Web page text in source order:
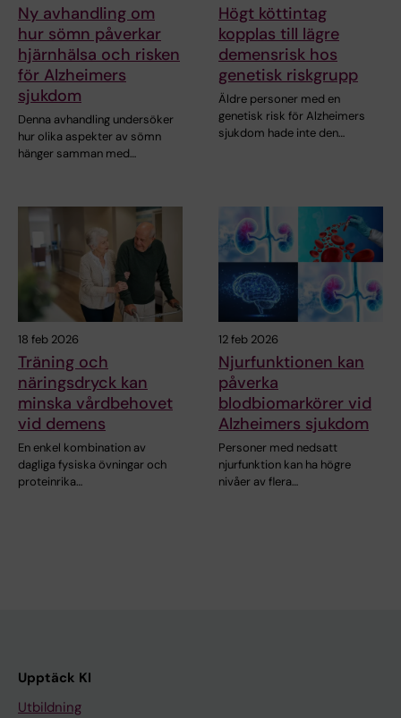
Ny avhandling om
hur sömn påverkar
hjärnhälsa och risken
för Alzheimers
sjukdom
Denna avhandling undersöker
hur olika aspekter av sömn
hänger samman med…
Högt köttintag
kopplas till lägre
demensrisk hos
genetisk riskgrupp
Äldre personer med en
genetisk risk för Alzheimers
sjukdom hade inte den…
18 feb 2026
Träning och
näringsdryck kan
minska vårdbehovet
vid demens
En enkel kombination av
dagliga fysiska övningar och
proteinrika…
12 feb 2026
Njurfunktionen kan
påverka
blodbiomarkörer vid
Alzheimers sjukdom
Personer med nedsatt
njurfunktion kan ha högre
nivåer av flera…
Upptäck KI
Utbildning